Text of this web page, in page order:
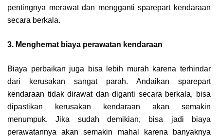
pentingnya merawat dan mengganti sparepart kendaraan
secara berkala.
3. Menghemat biaya perawatan kendaraan
Biaya perbaikan juga bisa lebih murah karena terhindar
dari kerusakan sangat parah. Andaikan sparepart
kendaraan tidak dirawat dan diganti secara berkala, bisa
dipastikan kerusakan kendaraan akan semakin
menumpuk. Jika sudah demikian, bisa jadi biaya
perawatannya akan semakin mahal karena banyaknya